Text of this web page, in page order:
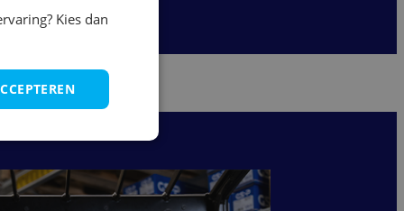
Kies dan